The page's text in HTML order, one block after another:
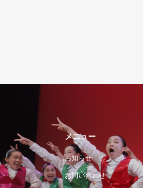
メニュー
お知らせ
お問い合わせ